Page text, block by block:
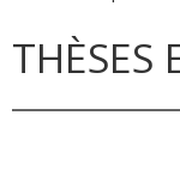
THÈSES